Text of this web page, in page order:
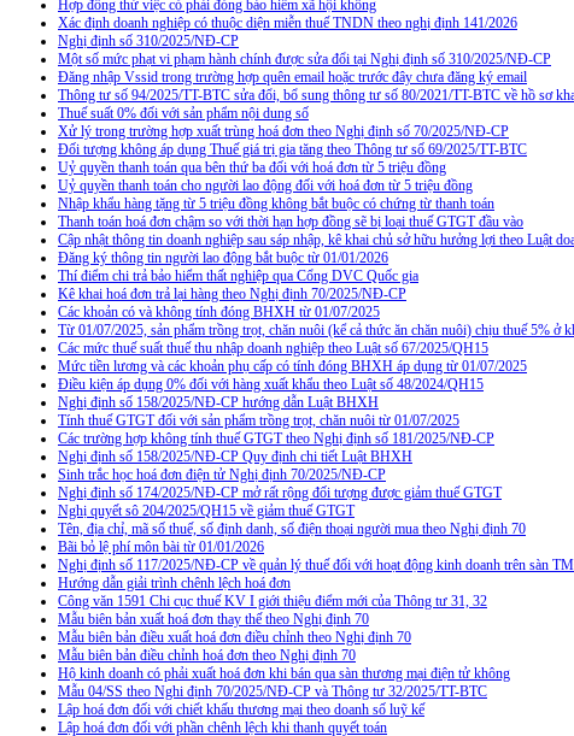
Hợp đồng thử việc có phải đóng bảo hiểm xã hội không
Xác định doanh nghiệp có thuộc diện miễn thuế TNDN theo nghị định 141/2026
Nghị định số 310/2025/NĐ-CP
Một số mức phạt vi phạm hành chính được sửa đổi tại Nghị định số 310/2025/NĐ-CP
Đăng nhập Vssid trong trường hợp quên email hoặc trước đây chưa đăng ký email
Thông tư số 94/2025/TT-BTC sửa đổi, bổ sung thông tư số 80/2021/TT-BTC về hồ sơ
Thuế suất 0% đối với sản phẩm nội dung số
Xử lý trong trường hợp xuất trùng hoá đơn theo Nghị định số 70/2025/NĐ-CP
Đối tượng không áp dụng Thuế giá trị gia tăng theo Thông tư số 69/2025/TT-BTC
Uỷ quyền thanh toán qua bên thứ ba đối với hoá đơn từ 5 triệu đồng
Uỷ quyền thanh toán cho người lao động đối với hoá đơn từ 5 triệu đồng
Nhập khẩu hàng tặng từ 5 triệu đồng không bắt buộc có chứng từ thanh toán
Thanh toán hoá đơn chậm so với thời hạn hợp đồng sẽ bị loại thuế GTGT đầu vào
Cập nhật thông tin doanh nghiệp sau sáp nhập, kê khai chủ sở hữu hưởng lợi theo Luật
Đăng ký thông tin người lao động bắt buộc từ 01/01/2026
Thí điểm chi trả bảo hiểm thất nghiệp qua Cổng DVC Quốc gia
Kê khai hoá đơn trả lại hàng theo Nghị định 70/2025/NĐ-CP
Các khoản có và không tính đóng BHXH từ 01/07/2025
Từ 01/07/2025, sản phẩm trồng trọt, chăn nuôi (kể cả thức ăn chăn nuôi) chịu thuế 5% ở
Các mức thuế suất thuế thu nhập doanh nghiệp theo Luật số 67/2025/QH15
Mức tiền lương và các khoản phụ cấp có tính đóng BHXH áp dụng từ 01/07/2025
Điều kiện áp dụng 0% đối với hàng xuất khẩu theo Luật số 48/2024/QH15
Nghị định số 158/2025/NĐ-CP hướng dẫn Luật BHXH
Tính thuế GTGT đối với sản phẩm trồng trọt, chăn nuôi từ 01/07/2025
Các trường hợp không tính thuế GTGT theo Nghị định số 181/2025/NĐ-CP
Nghị định số 158/2025/NĐ-CP Quy định chi tiết Luật BHXH
Sinh trắc học hoá đơn điện tử Nghị định 70/2025/NĐ-CP
Nghị định số 174/2025/NĐ-CP mở rất rộng đối tượng được giảm thuế GTGT
Nghị quyết sô 204/2025/QH15 về giảm thuế GTGT
Tên, địa chỉ, mã số thuế, số định danh, số điện thoại người mua theo Nghị định 70
Bãi bỏ lệ phí môn bài từ 01/01/2026
Nghị định số 117/2025/NĐ-CP về quản lý thuế đối với hoạt động kinh doanh trên sàn
Hướng dẫn giải trình chênh lệch hoá đơn
Công văn 1591 Chi cục thuế KV I giới thiệu điểm mới của Thông tư 31, 32
Mẫu biên bản xuất hoá đơn thay thế theo Nghị định 70
Mẫu biên bản điều xuất hoá đơn điều chỉnh theo Nghị định 70
Mẫu biên bản điều chỉnh hoá đơn theo Nghị định 70
Hộ kinh doanh có phải xuất hoá đơn khi bán qua sàn thương mại điện tử không
Mẫu 04/SS theo Nghi định 70/2025/NĐ-CP và Thông tư 32/2025/TT-BTC
Lập hoá đơn đối với chiết khấu thương mại theo doanh số luỹ kế
Lập hoá đơn đối với phần chênh lệch khi thanh quyết toán